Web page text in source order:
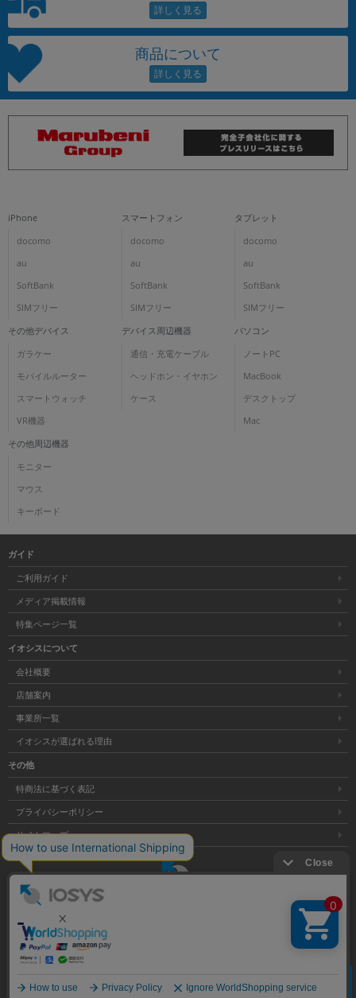
商品について
iPhone
docomo
au
SoftBank
SIMフリー
スマートフォン
docomo
au
SoftBank
SIMフリー
タブレット
docomo
au
SoftBank
SIMフリー
その他デバイス
ガラケー
モバイルルーター
スマートウォッチ
VR機器
デバイス周辺機器
通信・充電ケーブル
ヘッドホン・イヤホン
ケース
パソコン
ノートPC
MacBook
デスクトップ
Mac
その他周辺機器
モニター
マウス
キーボード
ガイド
ご利用ガイド
メディア掲載情報
特集ページ一覧
イオシスについて
会社概要
店舗案内
事業所一覧
イオシスが選ばれる理由
その他
特商法に基づく表記
プライバシーポリシー
サイトマップ
Copyright © 株式会社イオシス All Rights Reserved. クリア
商品を探す